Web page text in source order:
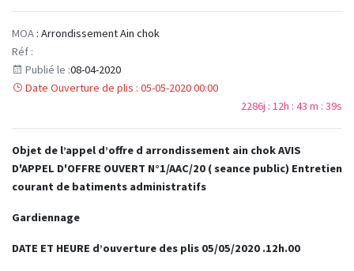
MOA : Arrondissement Ain chok
Réf :
Publié le :08-04-2020
Date Ouverture de plis : 05-05-2020 00:00
2286j : 12h : 43 m : 39s
Objet de l’appel d’offre d arrondissement ain chok AVIS
D'APPEL D'OFFRE OUVERT N°1/AAC/20 ( seance public) Entretien
courant de batiments administratifs
Gardiennage
DATE ET HEURE d’ouverture des plis 05/05/2020 .12h.00